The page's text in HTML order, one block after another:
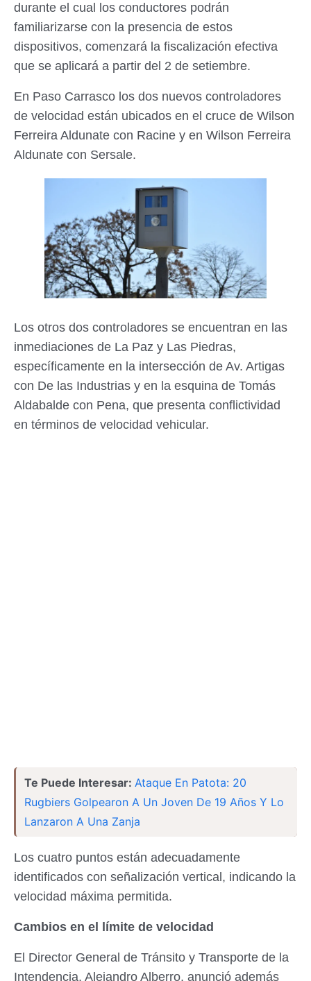
durante el cual los conductores podrán
familiarizarse con la presencia de estos
dispositivos, comenzará la fiscalización efectiva
que se aplicará a partir del 2 de setiembre.
En Paso Carrasco los dos nuevos controladores
de velocidad están ubicados en el cruce de Wilson
Ferreira Aldunate con Racine y en Wilson Ferreira
Aldunate con Sersale.
Los otros dos controladores se encuentran en las
inmediaciones de La Paz y Las Piedras,
específicamente en la intersección de Av. Artigas
con De las Industrias y en la esquina de Tomás
Aldabalde con Pena, que presenta conflictividad
en términos de velocidad vehicular.
Te Puede Interesar: Ataque En Patota: 20
Rugbiers Golpearon A Un Joven De 19 Años Y Lo
Lanzaron A Una Zanja
Los cuatro puntos están adecuadamente
identificados con señalización vertical, indicando la
velocidad máxima permitida.
Cambios en el límite de velocidad
El Director General de Tránsito y Transporte de la
Intendencia, Alejandro Alberro, anunció además